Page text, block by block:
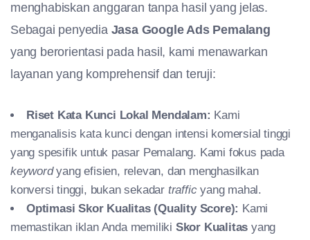
menghabiskan anggaran tanpa hasil yang jelas.
Sebagai penyedia Jasa Google Ads Pemalang
yang berorientasi pada hasil, kami menawarkan
layanan yang komprehensif dan teruji:
Riset Kata Kunci Lokal Mendalam: Kami
menganalisis kata kunci dengan intensi komersial tinggi
yang spesifik untuk pasar Pemalang. Kami fokus pada
keywordyang efisien, relevan, dan menghasilkan
konversi tinggi, bukan sekadar trafficyang mahal.
Optimasi Skor Kualitas (Quality Score): Kami
memastikan iklan Anda memiliki Skor Kualitas yang